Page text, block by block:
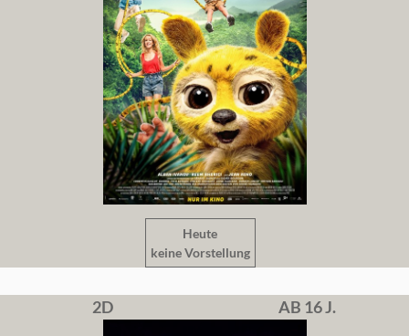
Heute
keine Vorstellung
2D AB 16 J.